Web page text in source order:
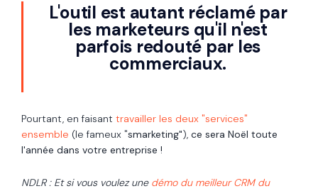
L'outil est autant réclamé par
les marketeurs qu'il n'est
parfois redouté par les
commerciaux.
Pourtant, en faisant travailler les deux "services"
ensemble (le fameux "smarketing"), ce sera Noël toute
l'année dans votre entreprise !
NDLR : Et si vous voulez une démo du meilleur CRM du